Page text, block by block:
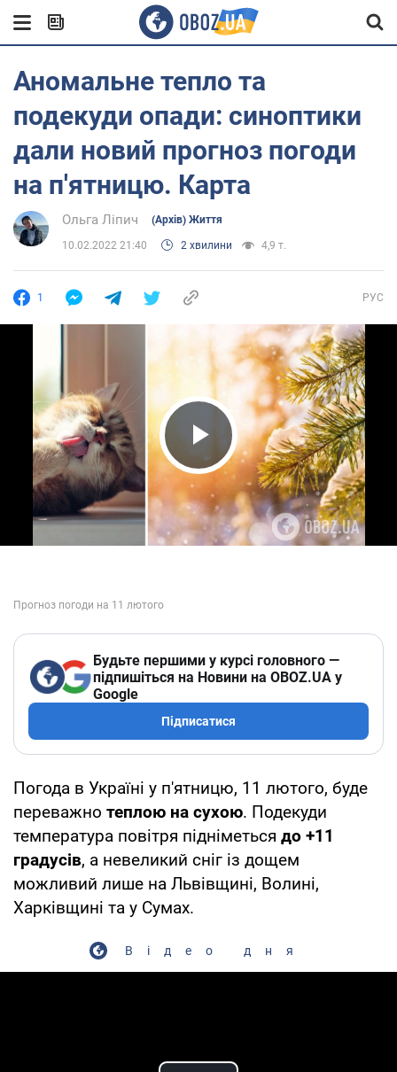
Аномальне тепло та
подекуди опади: синоптики
дали новий прогноз погоди
на п'ятницю. Карта
Ольга Ліпич (Архів) Життя
10.02.2022 21:40 2 хвилини 4,9 т.
1 РУС
Play Video
Будьте першими у курсі головного —
підпишіться на Новини на OBOZ.UA у
Google
Підписатися
Погода в Україні у п'ятницю, 11 лютого, буде
переважно теплою на сухою. Подекуди
температура повітря підніметься до +11
градусів, а невеликий сніг із дощем
можливий лише на Львівщині, Волині,
Харківщині та у Сумах.
Відео дня